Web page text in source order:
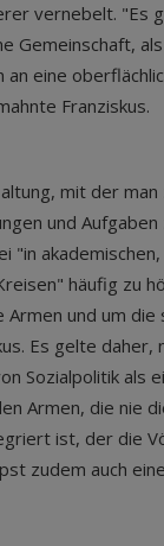
vernebelt. "Es
Gemeinschaft,
eine
Franziskus.
mit der man
und
"in
häufig zu
und um
Es gelte daher,
Sozialpolitik als
Armen, die nie
ist, der die
zudem auch